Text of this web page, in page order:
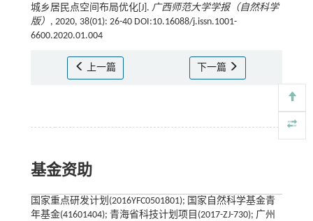
城乡居民点空间布局优化[J]. 广西师范大学学报（自然科学
版） , 2020, 38(01): 26-40 DOI:10.16088/j.issn.1001-
6600.2020.01.004
上一篇 下一篇
基金资助
国家重点研发计划(2016YFC0501801); 国家自然科学基金青
年基金(41601404); 青海省科技计划项目(2017-ZJ-730); 广州